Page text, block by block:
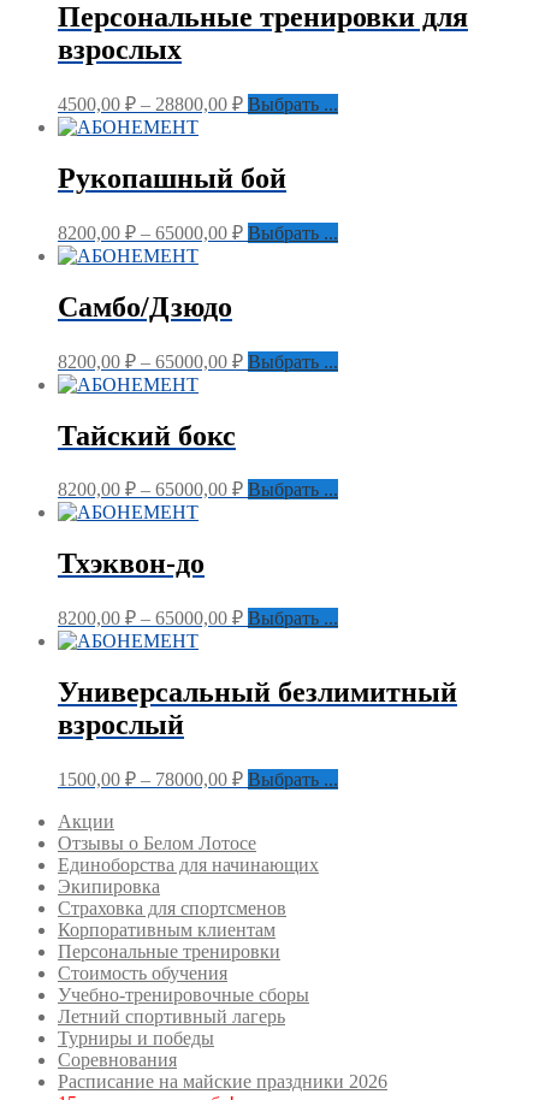
Персональные тренировки для
взрослых
4500,00 ₽ – 28800,00 ₽ Выбрать ...
Рукопашный бой
8200,00 ₽ – 65000,00 ₽ Выбрать ...
Самбо/Дзюдо
8200,00 ₽ – 65000,00 ₽ Выбрать ...
Тайский бокс
8200,00 ₽ – 65000,00 ₽ Выбрать ...
Тхэквон-до
8200,00 ₽ – 65000,00 ₽ Выбрать ...
Универсальный безлимитный
взрослый
1500,00 ₽ – 78000,00 ₽ Выбрать ...
Акции
Отзывы о Белом Лотосе
Единоборства для начинающих
Экипировка
Страховка для спортсменов
Корпоративным клиентам
Персональные тренировки
Стоимость обучения
Учебно-тренировочные сборы
Летний спортивный лагерь
Турниры и победы
Соревнования
Расписание на майские праздники 2026